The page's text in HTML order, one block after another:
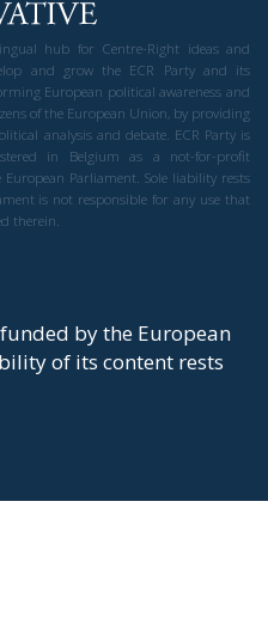
hub for Centre-Right ideas and
and grow the ECR Party and its
European political awareness and
of the European Union, by providing
analysis and debate. ECR Party is
in Belgium as a not-for-profit
Parliament. Sole liability rests
is not responsible for any use that
therein.
by the European
of its content rests